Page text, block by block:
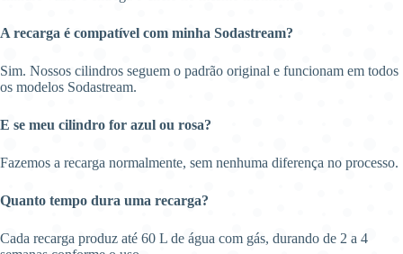
A recarga é compatível com minha Sodastream?
Sim. Nossos cilindros seguem o padrão original e funcionam em todos
os modelos Sodastream.
E se meu cilindro for azul ou rosa?
Fazemos a recarga normalmente, sem nenhuma diferença no processo.
Quanto tempo dura uma recarga?
Cada recarga produz até 60 L de água com gás, durando de 2 a 4